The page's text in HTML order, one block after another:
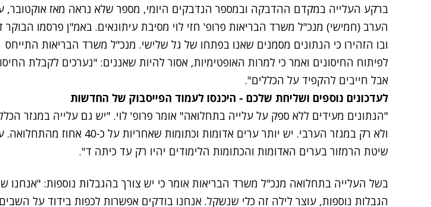
ברקע העלייה במקדם ההדבקה ובמספר הנדבקים היומי, מספר שלא נראה מאז אוקטובר,
הערב (חמישי) מנכ"ל משרד הבריאות פרופ' חזי לוי מסיבת עיתונאים. באמ"ן פרסמו הבוקר
ובו הזהירו כי הנתונים מסמנים שאנו בפתחו של גל שלישי. מנכ"ל משרד הבריאות התייחס
לפיתוח החיסונים ואמר כי למרות האופטימיות, אסור להיות שאננים: "נערכים לקבלת
אבל חייבים להקפיד על הכללים".
לעדכונים נוספים ושליחת שלכם - היכנסו לעמוד הפייסבוק של החדשות
"הנתונים מעידים ללא ספק על עלייה בתחלואה" אומר פרופ' לוי. "יש גם עלייה במגזר
ולא רק במגזר הערבי. יש יותר ערים אדומות וכתומות שאחריות על כ-40
שיטת הרמזור בערים האדומות והכתומות הלימודים יהיו רק עד כיתה ד".
בשל העלייה בתחלואה מנכ"ל משרד הבריאות אומר כי יש צורך בהגבלות נוספות: "אנחנו
הגבלות נוספות, עוצר לילה זה כלי שנשקל. אנחנו בודקים אפשרות לכפות בידוד על השבים